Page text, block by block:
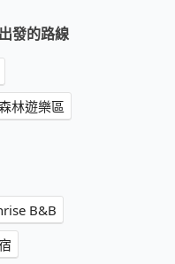
發的路線
林遊樂區
B&B